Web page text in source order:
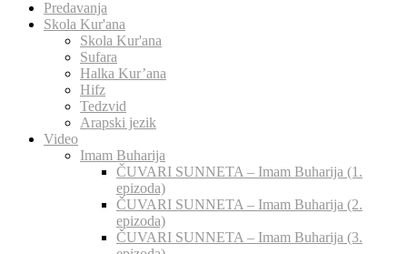
Predavanja
Skola Kur'ana
Skola Kur'ana
Sufara
Halka Kur’ana
Hifz
Tedzvid
Arapski jezik
Video
Imam Buharija
ČUVARI SUNNETA – Imam Buharija (1.
epizoda)
ČUVARI SUNNETA – Imam Buharija (2.
epizoda)
ČUVARI SUNNETA – Imam Buharija (3.